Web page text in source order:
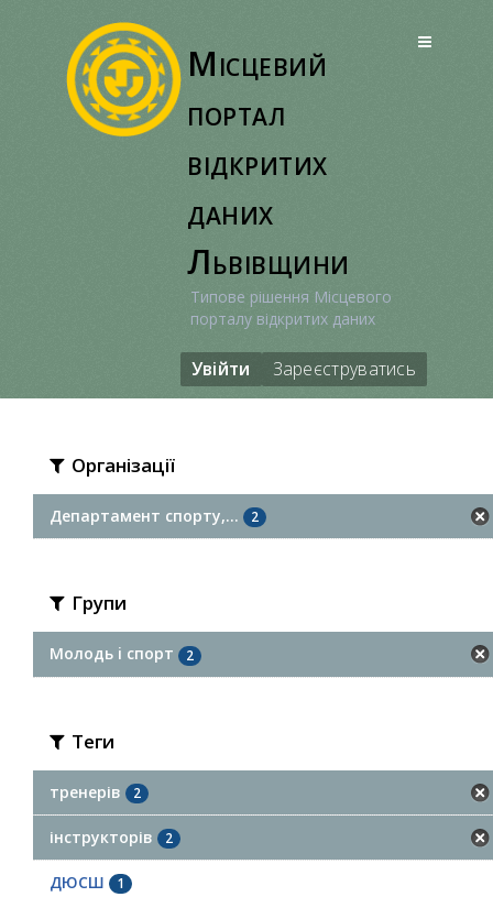
Місцевий
портал
відкритих
даних
Львівщини
Типове рішення Місцевого
порталу відкритих даних
Увійти Зареєструватись
Організації
Департамент спорту,... 2
Групи
Молодь i спорт 2
Теги
тренерів 2
інструкторів 2
ДЮСШ 1